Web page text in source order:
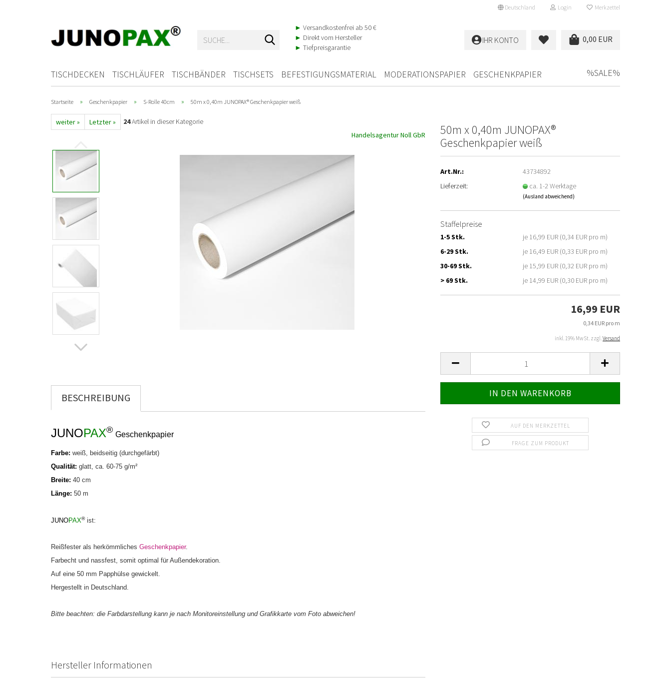
Deutschland Login Merkzettel
Suche...
► Versandkostenfrei ab 50 €
► Direkt vom Hersteller
► Tiefpreisgarantie
0,00 EUR
IHR KONTO
TISCHDECKEN TISCHLÄUFER TISCHBÄNDER TISCHSETS BEFESTIGUNGSMATERIAL MODERATIONSPAPIER GESCHENKPAPIER %SALE%
Startseite » Geschenkpapier » S-Rolle 40cm » 50m x 0,40m JUNOPAX® Geschenkpapier weiß
weiter » Letzter » 24Artikel in dieser Kategorie
Handelsagentur Noll GbR
50m x 0,40m JUNOPAX®
Geschenkpapier weiß
Art.Nr.:
43734892
Lieferzeit:
ca. 1-2 Werktage
(Ausland abweichend)
Staffelpreise
1-5 Stk.
je 16,99 EUR (0,34 EUR pro m)
6-29 Stk.
je 16,49 EUR (0,33 EUR pro m)
30-69 Stk.
je 15,99 EUR (0,32 EUR pro m)
> 69 Stk.
je 14,99 EUR (0,30 EUR pro m)
16,99 EUR
0,34 EUR pro m
inkl. 19% MwSt. zzgl.Versand
AUF DEN MERKZETTEL
FRAGE ZUM PRODUKT
BESCHREIBUNG
JUNOPAX® Geschenkpapier
Farbe: weiß, beidseitig (durchgefärbt)
Qualität: glatt, ca. 60-75 g/m²
Breite: 40 cm
Länge: 50 m
JUNOPAX®ist:
Reißfester als herkömmliches Geschenkpapier.
Farbecht und nassfest, somit optimal für Außendekoration.
Auf eine 50 mm Papphülse gewickelt.
Hergestellt in Deutschland.
Bitte beachten: die Farbdarstellung kann je nach Monitoreinstellung und Grafikkarte vom Foto abweichen!
Hersteller Informationen